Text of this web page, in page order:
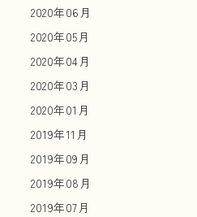
2020年06月
2020年05月
2020年04月
2020年03月
2020年01月
2019年11月
2019年09月
2019年08月
2019年07月